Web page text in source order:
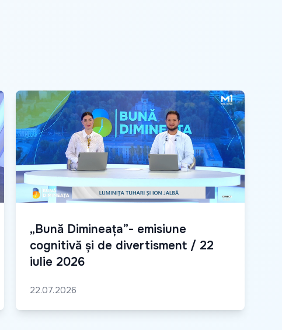
„Bună Dimineața”- emisiune
cognitivă și de divertisment / 22
iulie 2026
22.07.2026